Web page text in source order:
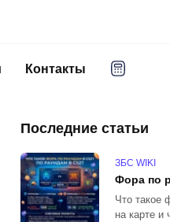
Контакты
Последние статьи
ЗБС WIKI
Фора по
Что такое
на карте и